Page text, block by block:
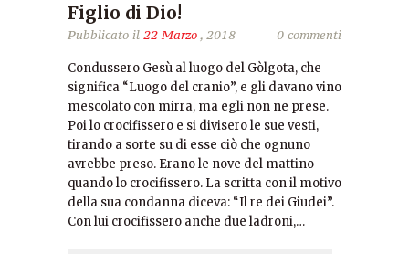
Figlio di Dio!
Pubblicato il 22 Marzo, 2018 0 commenti
Condussero Gesù al luogo del Gòlgota, che
significa “Luogo del cranio”, e gli davano vino
mescolato con mirra, ma egli non ne prese.
Poi lo crocifissero e si divisero le sue vesti,
tirando a sorte su di esse ciò che ognuno
avrebbe preso. Erano le nove del mattino
quando lo crocifissero. La scritta con il motivo
della sua condanna diceva: “Il re dei Giudei”.
Con lui crocifissero anche due ladroni,…